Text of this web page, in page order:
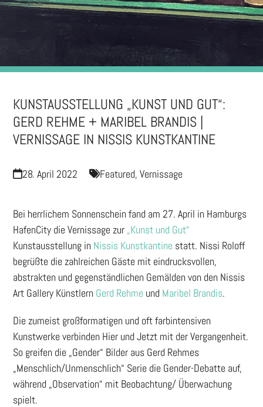
KUNSTAUSSTELLUNG „KUNST UND GUT“:
GERD REHME + MARIBEL BRANDIS |
VERNISSAGE IN NISSIS KUNSTKANTINE
28. April 2022 Featured,Vernissage
Bei herrlichem Sonnenschein fand am 27. April in Hamburgs
HafenCity die Vernissage zur „Kunst und Gut“
Kunstausstellung in Nissis Kunstkantine statt. Nissi Roloff
begrüßte die zahlreichen Gäste mit eindrucksvollen,
abstrakten und gegenständlichen Gemälden von den Nissis
Art Gallery Künstlern Gerd Rehme und Maribel Brandis.
Die zumeist großformatigen und oft farbintensiven
Kunstwerke verbinden Hier und Jetzt mit der Vergangenheit.
So greifen die „Gender“ Bilder aus Gerd Rehmes
„Menschlich/Unmenschlich“ Serie die Gender-Debatte auf,
während „Observation“ mit Beobachtung/ Überwachung
spielt.